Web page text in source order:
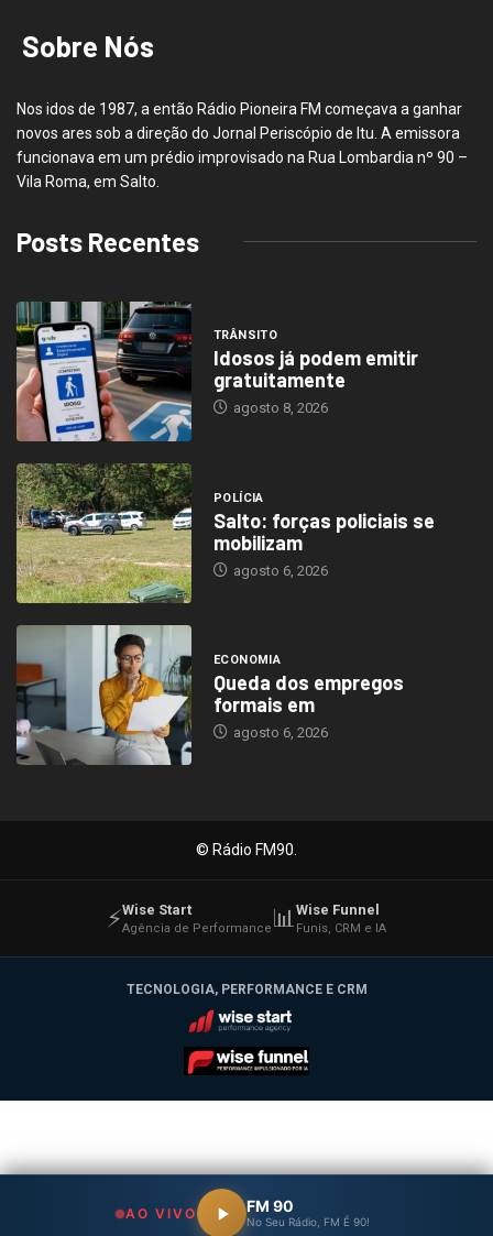
Sobre Nós
Nos idos de 1987, a então Rádio Pioneira FM começava a ganhar
novos ares sob a direção do Jornal Periscópio de Itu. A emissora
funcionava em um prédio improvisado na Rua Lombardia nº 90 –
Vila Roma, em Salto.
Posts Recentes
TRÂNSITO
Idosos já podem emitir
gratuitamente
agosto 8, 2026
POLÍCIA
Salto: forças policiais se
mobilizam
agosto 6, 2026
ECONOMIA
Queda dos empregos
formais em
agosto 6, 2026
© Rádio FM90.
⚡Wise Start
Agência de Performance 📊 Wise Funnel
Funis, CRM e IA
AO VIVO FM 90
No Seu Rádio, FM É 90!
TECNOLOGIA, PERFORMANCE E CRM
Wise Start
Wise Funnel